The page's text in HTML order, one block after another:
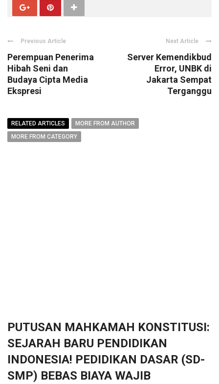
Previous Article
Perempuan Penerima
Hibah Seni dan
Budaya Cipta Media
Ekspresi
Next Article
Server Kemendikbud
Error, UNBK di
Jakarta Sempat
Terganggu
RELATED ARTICLES
MORE FROM AUTHOR
MORE FROM CATEGORY
PUTUSAN MAHKAMAH KONSTITUSI:
SEJARAH BARU PENDIDIKAN
INDONESIA! PEDIDIKAN DASAR (SD-
SMP) BEBAS BIAYA WAJIB